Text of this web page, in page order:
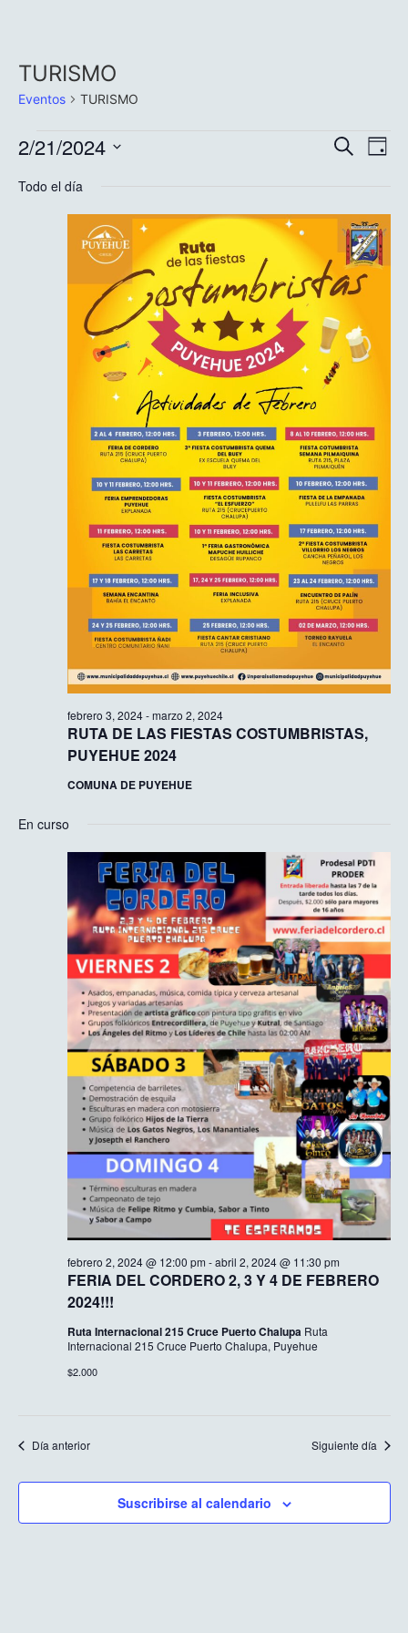
TURISMO
Eventos TURISMO
y
de
Buscar
de
Día
2/21/2024
la
fecha.
Todo el día
RUTA DE LAS FIESTAS COSTUMBRISTAS,
PUYEHUE 2024
febrero 3, 2024-marzo 2, 2024
COMUNA DE PUYEHUE
En curso
FERIA DEL CORDERO 2, 3 Y 4 DE FEBRERO
2024!!!
febrero 2, 2024 @ 12:00 pm -abril 2, 2024 @ 11:30 pm
Ruta Internacional 215 Cruce Puerto Chalupa Ruta
Internacional 215 Cruce Puerto Chalupa, Puyehue
$2.000
Día anterior Siguiente día
Suscribirse al calendario